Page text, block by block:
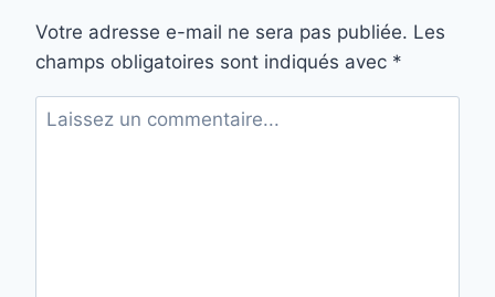
Votre adresse e-mail ne sera pas publiée. Les
champs obligatoires sont indiqués avec *